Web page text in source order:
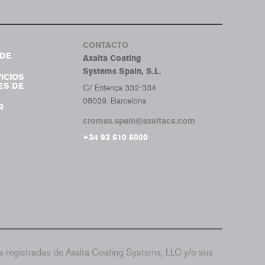
DE
CONTACTO
Axalta Coating
Systems Spain, S.L.
C/ Entença 332-334
08029. Barcelona
cromax.spain@axaltacs.com
+34 93 610 6000
de Axalta Coating Systems, LLC y/o sus